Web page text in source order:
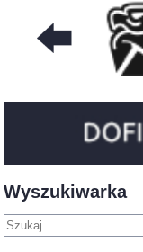
Wyszukiwarka